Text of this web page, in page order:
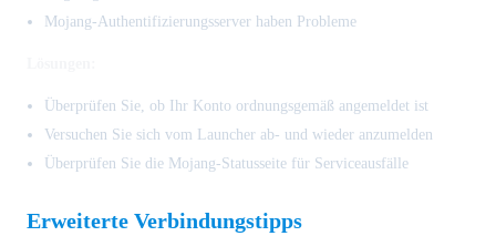
Mojang-Authentifizierungsserver haben Probleme
Überprüfen Sie, ob Ihr Konto ordnungsgemäß angemeldet ist
Versuchen Sie sich vom Launcher ab- und wieder anzumelden
Überprüfen Sie die Mojang-Statusseite für Serviceausfälle
Erweiterte Verbindungstipps